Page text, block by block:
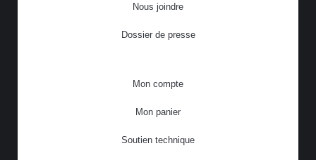
Nous joindre
Dossier de presse
Mon compte
Mon panier
Soutien technique